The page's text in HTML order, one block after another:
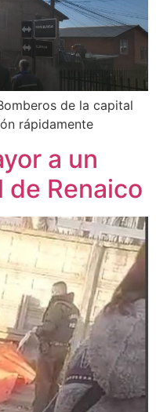
de la capital
rápidamente
a un
de Renaico